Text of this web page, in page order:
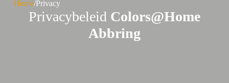
Home/Privacy
Privacybeleid Colors@Home
Abbring